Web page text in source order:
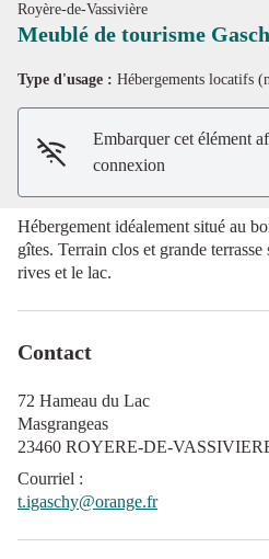
Royère-de-Vassivière
Meublé de tourisme
Type d'usage : Hébergements locatifs
Embarquer cet élément
connexion
Hébergement idéalement situé au
gîtes. Terrain clos et grande
rives et le lac.
Contact
72 Hameau du Lac
Masgrangeas
23460 ROYERE-DE-
Courriel :
t.igaschy@orange.fr